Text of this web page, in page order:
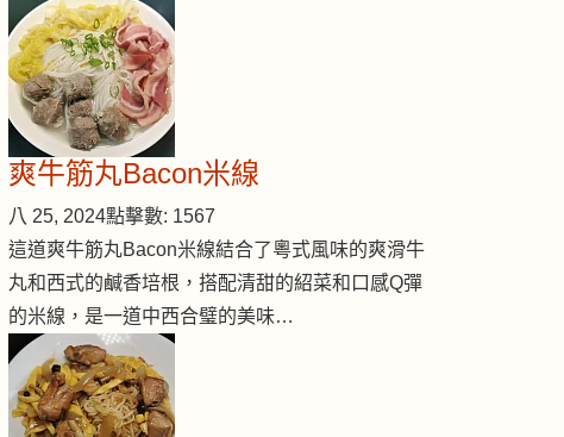
爽牛筋丸Bacon米線
八 25, 2024點擊數: 1567
這道爽牛筋丸Bacon米線結合了粵式風味的爽滑牛
丸和西式的鹹香培根，搭配清甜的紹菜和口感Q彈
的米線，是一道中西合璧的美味…